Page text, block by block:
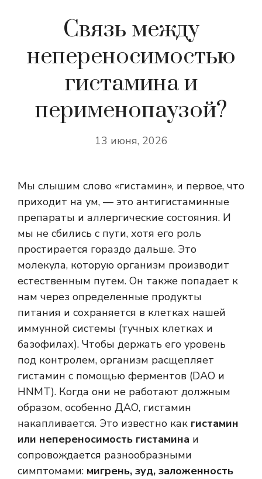
Связь между
непереносимостью
гистамина и
перименопаузой?
13 июня, 2026
Мы слышим слово «гистамин», и первое, что
приходит на ум, — это антигистаминные
препараты и аллергические состояния. И
мы не сбились с пути, хотя его роль
простирается гораздо дальше. Это
молекула, которую организм производит
естественным путем. Он также попадает к
нам через определенные продукты
питания и сохраняется в клетках нашей
иммунной системы (тучных клетках и
базофилах). Чтобы держать его уровень
под контролем, организм расщепляет
гистамин с помощью ферментов (DAO и
HNMT). Когда они не работают должным
образом, особенно ДАО, гистамин
накапливается. Это известно как гистамин
или непереносимость гистамина и
сопровождается разнообразными
симптомами: мигрень, зуд, заложенность